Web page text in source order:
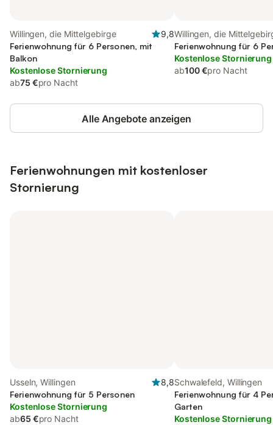
Willingen, die Mittelgebirge
9,8
Ferienwohnung für 6 Personen, mit
Balkon
Kostenlose Stornierung
ab75 €pro Nacht
Willingen, die
Ferienwohnung für 6
Kostenlose Stornierung
ab100 €pro Nacht
Alle Angebote anzeigen
Ferienwohnungen mit kostenloser
Stornierung
Usseln, Willingen
8,8
Ferienwohnung für 5 Personen
Kostenlose Stornierung
ab65 €pro Nacht
Schwalefeld, Willingen
Ferienwohnung für 4
Garten
Kostenlose Stornierung